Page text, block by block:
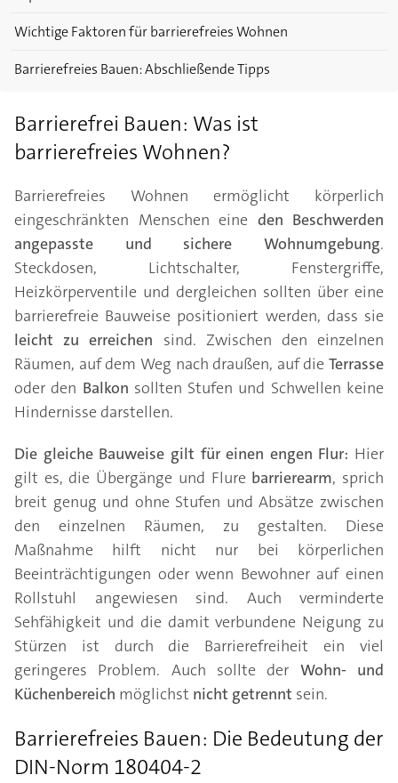
Wichtige Faktoren für barrierefreies Wohnen
Barrierefreies Bauen: Abschließende Tipps
Barrierefrei Bauen: Was ist
barrierefreies Wohnen?
Barrierefreies Wohnen ermöglicht körperlich
eingeschränkten Menschen eine den Beschwerden
angepasste und sichere Wohnumgebung.
Steckdosen, Lichtschalter, Fenstergriffe,
Heizkörperventile und dergleichen sollten über eine
barrierefreie Bauweise positioniert werden, dass sie
leicht zu erreichen sind. Zwischen den einzelnen
Räumen, auf dem Weg nach draußen, auf die Terrasse
oder den Balkon sollten Stufen und Schwellen keine
Hindernisse darstellen.
Die gleiche Bauweise gilt für einen engen Flur: Hier
gilt es, die Übergänge und Flure barrierearm, sprich
breit genug und ohne Stufen und Absätze zwischen
den einzelnen Räumen, zu gestalten. Diese
Maßnahme hilft nicht nur bei körperlichen
Beeinträchtigungen oder wenn Bewohner auf einen
Rollstuhl angewiesen sind. Auch verminderte
Sehfähigkeit und die damit verbundene Neigung zu
Stürzen ist durch die Barrierefreiheit ein viel
geringeres Problem. Auch sollte der Wohn- und
Küchenbereich möglichst nicht getrennt sein.
Barrierefreies Bauen: Die Bedeutung der
DIN-Norm 180404-2